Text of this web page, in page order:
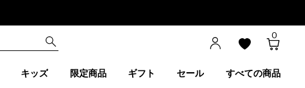
0
キッズ 限定商品 ギフト セール すべての商品